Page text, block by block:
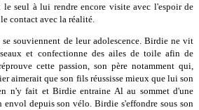
le seul à lui rendre encore visite avec l'espoir de
contact avec la réalité.
souviennent de leur adolescence. Birdie ne vit
et confectionne des ailes de toile afin de
cette passion, son père notamment qui,
aimerait que son fils réussisse mieux que lui son
n'y fait et Birdie entraine Al au sommet d'une
envol depuis son vélo. Birdie s'effondre sous son